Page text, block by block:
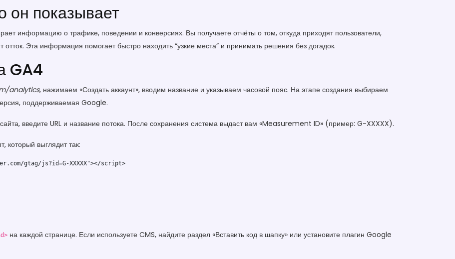
он показывает
информацию о трафике, поведении и конверсиях. Вы получаете отчёты о том, откуда приходят пользователи,
Эта информация помогает быстро находить “узкие места” и принимать решения без догадок.
GA4
analytics, нажимаем «Создать аккаунт», вводим название и указываем часовой пояс. На этапе создания выбираем
поддерживаемая Google.
введите URL и название потока. После сохранения система выдаст вам «Measurement ID» (пример: G-XXXXX).
который выглядит так:
gtag/js?id=G-XXXXX"></script>
на каждой странице. Если используете CMS, найдите раздел «Вставить код в шапку» или установите плагин Google